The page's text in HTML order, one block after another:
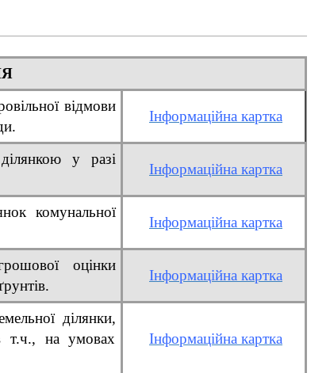
відмови
Інформаційна картка
у разі
Інформаційна картка
комунальної
Інформаційна картка
оцінки
Інформаційна картка
ділянки,
т.ч., на умовах
Інформаційна картка